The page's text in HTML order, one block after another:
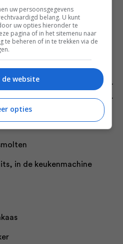
komen? Hierbij twee
in New York waant.
10 personen)
die romig en vullend is.
bosvruchtencompote erbij.
in de keukenmachine
uw persoonsgegevens
belang. U kunt
uw opties hieronder te
pagina of in het sitemenu naar
te beheren of in te trekken via de
de website
opties